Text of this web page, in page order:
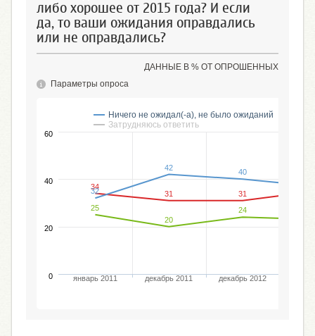
либо хорошее от 2015 года? И если
да, то ваши ожидания оправдались
или не оправдались?
ДАННЫЕ В % ОТ ОПРОШЕННЫХ
Параметры опроса
34
31
31
25
20
24
32
42
40
Ничего не ожидал(-а), не было ожиданий
Затрудняюсь ответить
январь 2011 декабрь 2011 декабрь 2012
0
20
40
60